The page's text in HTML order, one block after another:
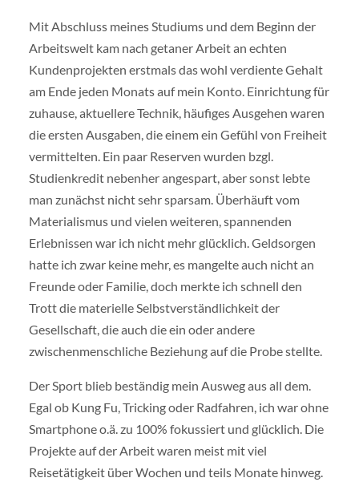
Mit Abschluss meines Studiums und dem Beginn der
Arbeitswelt kam nach getaner Arbeit an echten
Kundenprojekten erstmals das wohl verdiente Gehalt
am Ende jeden Monats auf mein Konto. Einrichtung für
zuhause, aktuellere Technik, häufiges Ausgehen waren
die ersten Ausgaben, die einem ein Gefühl von Freiheit
vermittelten. Ein paar Reserven wurden bzgl.
Studienkredit nebenher angespart, aber sonst lebte
man zunächst nicht sehr sparsam. Überhäuft vom
Materialismus und vielen weiteren, spannenden
Erlebnissen war ich nicht mehr glücklich. Geldsorgen
hatte ich zwar keine mehr, es mangelte auch nicht an
Freunde oder Familie, doch merkte ich schnell den
Trott die materielle Selbstverständlichkeit der
Gesellschaft, die auch die ein oder andere
zwischenmenschliche Beziehung auf die Probe stellte.
Der Sport blieb beständig mein Ausweg aus all dem.
Egal ob Kung Fu, Tricking oder Radfahren, ich war ohne
Smartphone o.ä. zu 100% fokussiert und glücklich. Die
Projekte auf der Arbeit waren meist mit viel
Reisetätigkeit über Wochen und teils Monate hinweg.